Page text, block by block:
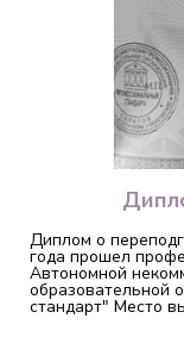
Диплом о
года прошел
Автономной
образовательной
стандарт" Место